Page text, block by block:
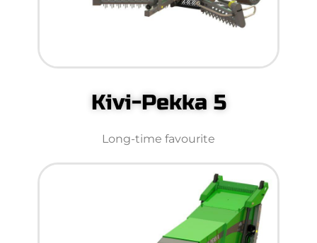
Kivi-Pekka 5
Long-time favourite